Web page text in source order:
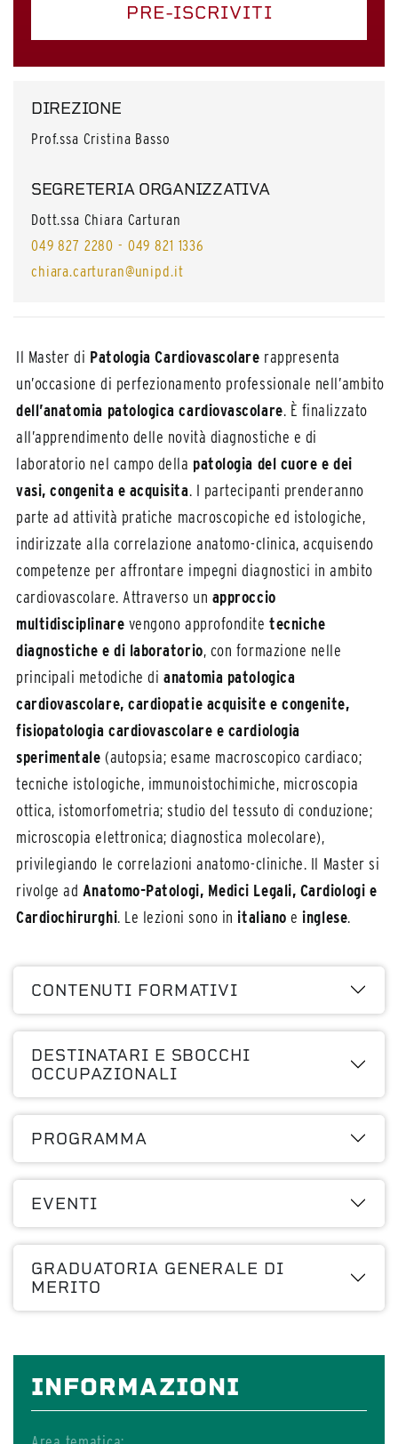
Il Master di Patologia Cardiovascolare rappresenta
un’occasione di perfezionamento professionale nell’ambito
dell’anatomia patologica cardiovascolare. È finalizzato
all’apprendimento delle novità diagnostiche e di
laboratorio nel campo della patologia del cuore e dei
vasi, congenita e acquisita. I partecipanti prenderanno
parte ad attività pratiche macroscopiche ed istologiche,
indirizzate alla correlazione anatomo-clinica, acquisendo
competenze per affrontare impegni diagnostici in ambito
cardiovascolare. Attraverso un approccio
multidisciplinare vengono approfonditetecniche
diagnostiche e di laboratorio, con formazione nelle
principali metodiche di anatomia patologica
cardiovascolare, cardiopatie acquisite e congenite,
fisiopatologia cardiovascolare e cardiologia
sperimentale (autopsia; esame macroscopico cardiaco;
tecniche istologiche, immunoistochimiche, microscopia
ottica, istomorfometria; studio del tessuto di conduzione;
microscopia elettronica; diagnostica molecolare),
privilegiando le correlazioni anatomo-cliniche. Il Master si
rivolge ad Anatomo-Patologi, Medici Legali, Cardiologi e
Cardiochirurghi. Le lezioni sono initaliano einglese.
CONTENUTI FORMATIVI
DESTINATARI E SBOCCHI
OCCUPAZIONALI
PROGRAMMA
EVENTI
GRADUATORIA GENERALE DI
MERITO
INFORMAZIONI
PRE-ISCRIVITI
DIREZIONE
Prof.ssa Cristina Basso
SEGRETERIA ORGANIZZATIVA
Dott.ssa Chiara Carturan
049 827 2280 - 049 821 1336
chiara.carturan@unipd.it